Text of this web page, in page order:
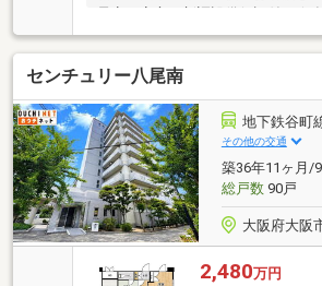
ス追炊機能・浴室乾燥機完備☆南
センチュリー八尾南
地下鉄谷町
その他の交通
築36年11ヶ月/
総戸数90戸
大阪府大阪
2,480万円